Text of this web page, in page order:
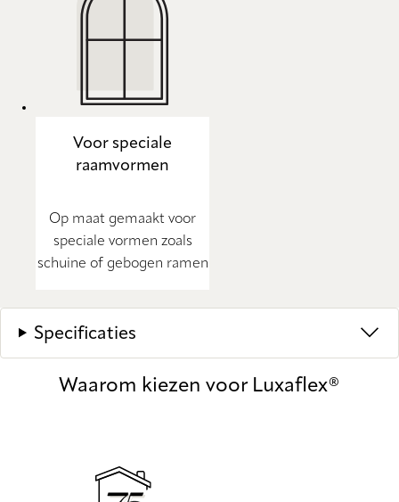
Voor speciale
raamvormen
Op maat gemaakt voor
speciale vormen zoals
schuine of gebogen ramen
Specificaties
Waarom kiezen voor Luxaflex®